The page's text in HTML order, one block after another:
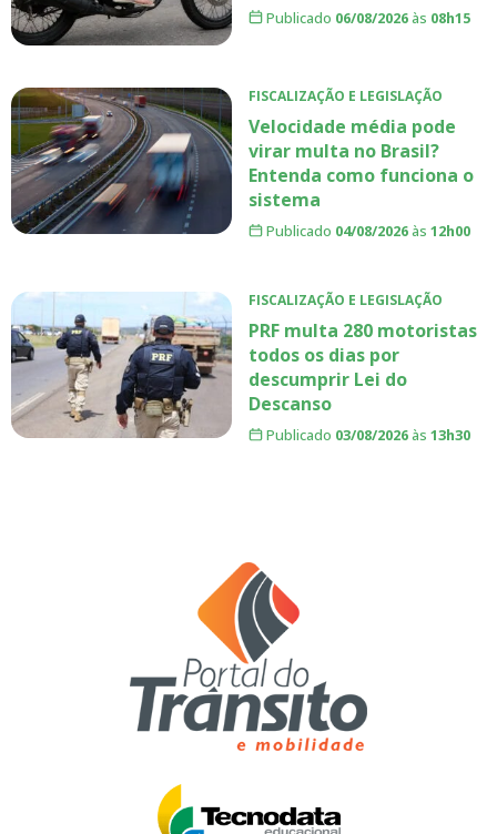
Publicado 06/08/2026às 08h15
FISCALIZAÇÃO E LEGISLAÇÃO
Velocidade média pode
virar multa no Brasil?
Entenda como funciona o
sistema
Publicado 04/08/2026às 12h00
FISCALIZAÇÃO E LEGISLAÇÃO
PRF multa 280 motoristas
todos os dias por
descumprir Lei do
Descanso
Publicado 03/08/2026às 13h30